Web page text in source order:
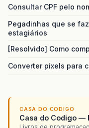
Consultar CPF pelo
Pegadinhas que se
estagiários
[Resolvido] Como
Converter pixels para
CASA DO CODIGO
Casa do Codigo —